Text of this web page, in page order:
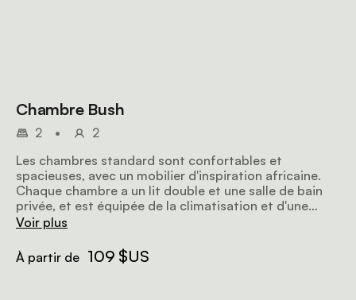
Chambre Bush
2 •
2
Les chambres standard sont confortables et
spacieuses, avec un mobilier d'inspiration africaine.
Chaque chambre a un lit double et une salle de bain
privée, et est équipée de la climatisation et d'une
moustiquaire.
Voir plus
À partir de 109 $US